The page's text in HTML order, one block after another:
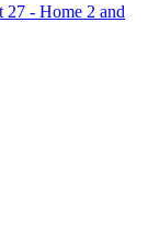
27 - Home 2 and